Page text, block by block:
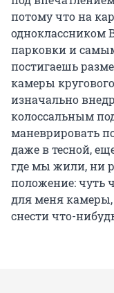
потому что на
одноклассником
парковки и
постигаешь
камеры
изначально
колоссальным
маневрировать
даже в тесной,
где мы жили, ни
положение: чуть
для меня
снести что-